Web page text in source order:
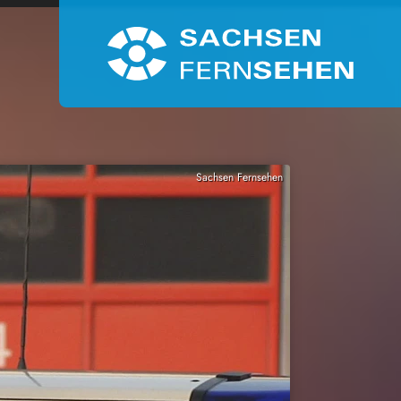
Sachsen Fernsehen